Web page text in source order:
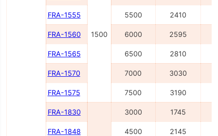
1500
FRA-1555 5500 2410
FRA-1560 6000 2595
FRA-1565 6500 2810
FRA-1570 7000 3030
FRA-1575 7500 3190
FRA-1830 3000 1745
FRA-1848 4500 2145